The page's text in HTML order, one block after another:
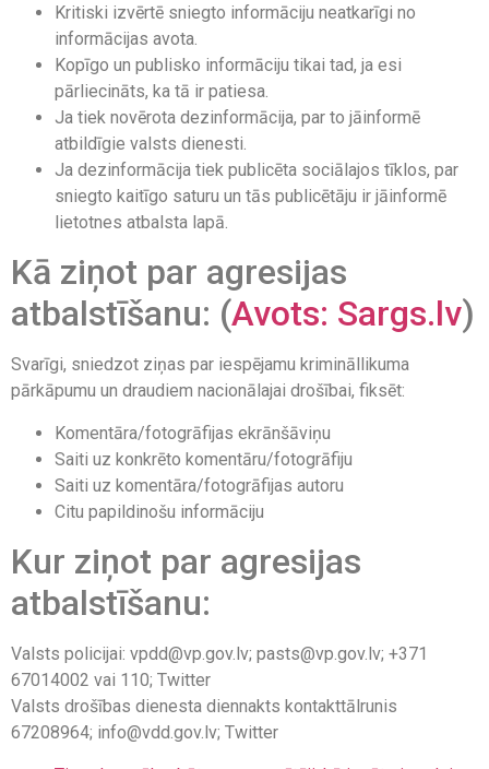
Kritiski izvērtē sniegto informāciju neatkarīgi no
informācijas avota.
Kopīgo un publisko informāciju tikai tad, ja esi
pārliecināts, ka tā ir patiesa.
Ja tiek novērota dezinformācija, par to jāinformē
atbildīgie valsts dienesti.
Ja dezinformācija tiek publicēta sociālajos tīklos, par
sniegto kaitīgo saturu un tās publicētāju ir jāinformē
lietotnes atbalsta lapā.
Kā ziņot par agresijas
atbalstīšanu: (Avots: Sargs.lv)
Svarīgi, sniedzot ziņas par iespējamu krimināllikuma
pārkāpumu un draudiem nacionālajai drošībai, fiksēt:
Komentāra/fotogrāfijas ekrānšāviņu
Saiti uz konkrēto komentāru/fotogrāfiju
Saiti uz komentāra/fotogrāfijas autoru
Citu papildinošu informāciju
Kur ziņot par agresijas
atbalstīšanu:
Valsts policijai: vpdd@vp.gov.lv; pasts@vp.gov.lv; +371
67014002 vai 110; Twitter
Valsts drošības dienesta diennakts kontakttālrunis
67208964; info@vdd.gov.lv; Twitter